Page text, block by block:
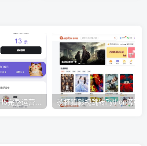
最新流浪猫流浪狗H5完整运营源码下载/可封装APP 茶杯狐影视跳转Python源码